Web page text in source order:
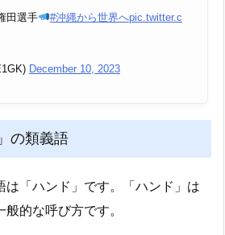
田選手 #沖縄から世界へpic.twitter.c
December 10, 2023
の類義語
は「ハンド」です。「ハンド」は
般的な呼び方です。